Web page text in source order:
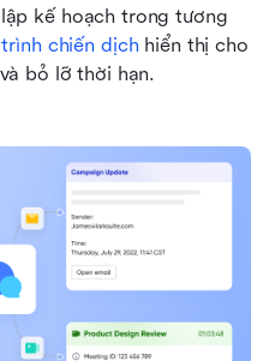
kế hoạch trong tương
chiến dịch hiển thị cho
bỏ lỡ thời hạn.